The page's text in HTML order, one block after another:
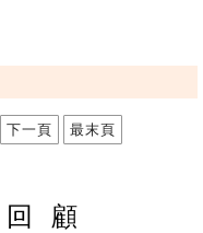
下一頁 最末頁
顧